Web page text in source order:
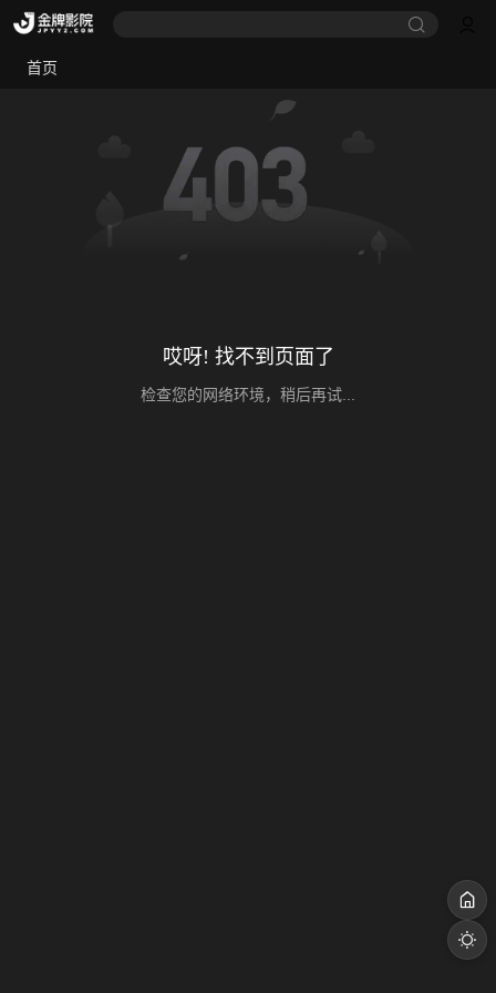
首页
哎呀! 找不到页面了
检查您的网络环境，稍后再试...